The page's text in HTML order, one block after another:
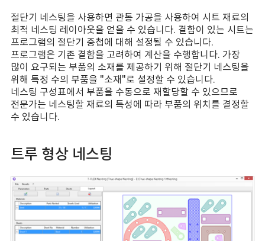
절단기 네스팅을 사용하면 관통 가공을 사용하여 시트 재료의
최적 네스팅 레이아웃을 얻을 수 있습니다. 결함이 있는 시트는
프로그램의 절단기 중첩에 대해 설정될 수 있습니다.
프로그램은 기존 결함을 고려하여 계산을 수행합니다. 가장
많이 요구되는 부품의 소재를 제공하기 위해 절단기 네스팅을
위해 특정 수의 부품을 "소재"로 설정할 수 있습니다.
네스팅 구성표에서 부품을 수동으로 재할당할 수 있으므로
전문가는 네스팅할 재료의 특성에 따라 부품의 위치를 ​​결정할
수 있습니다.
트루 형상 네스팅